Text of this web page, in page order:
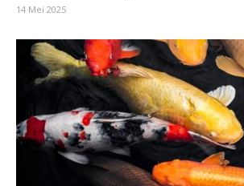
14 Mei 2025